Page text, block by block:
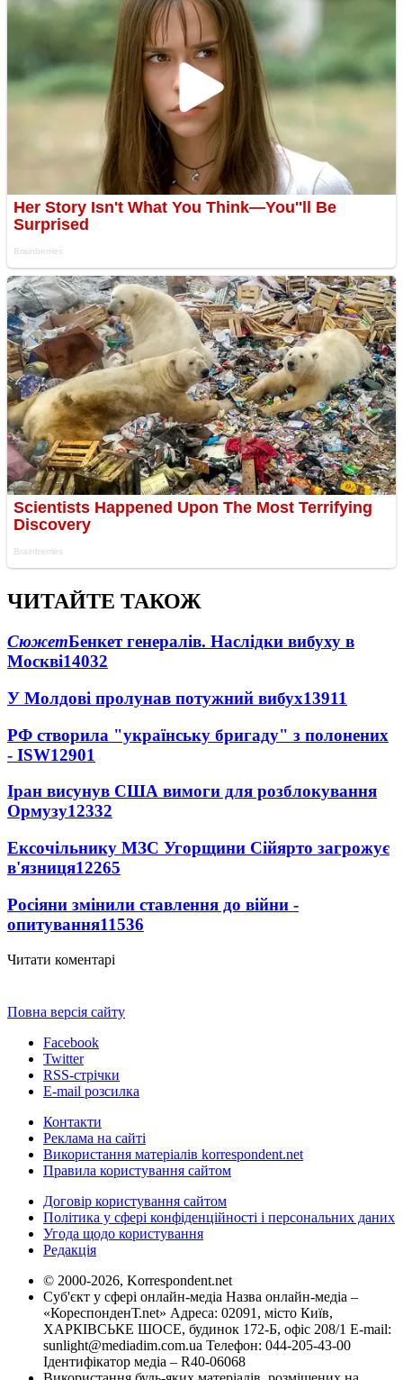
ЧИТАЙТЕ ТАКОЖ
СюжетБенкет генералів. Наслідки вибуху в
Москві14032
У Молдові пролунав потужний вибух13911
РФ створила "українську бригаду" з полонених
- ISW12901
Іран висунув США вимоги для розблокування
Ормузу12332
Ексочільнику МЗС Угорщини Сійярто загрожує
в'язниця12265
Росіяни змінили ставлення до війни -
опитування11536
Читати коментарі
Повна версія сайту
Facebook
Twitter
RSS-стрічки
E-mail розсилка
Контакти
Реклама на сайті
Використання матеріалів korrespondent.net
Правила користування сайтом
Договір користування сайтом
Політика у сфері конфіденційності і персональних даних
Угода щодо користування
Редакція
© 2000-2026, Korrespondent.net
Суб'єкт у сфері онлайн-медіа Назва онлайн-медіа –
«КореспонденТ.net» Адреса: 02091, місто Київ,
ХАРКІВСЬКЕ ШОСЕ, будинок 172-Б, офіс 208/1 E-mail:
sunlight@mediadim.com.ua Телефон: 044-205-43-00
Ідентифікатор медіа – R40-06068